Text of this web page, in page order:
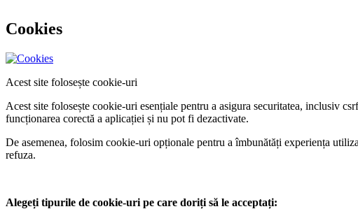
Cookies
Acest site folosește cookie-uri
Acest site folosește cookie-uri esențiale pentru a asigura securitatea, inclusiv
funcționarea corectă a aplicației și nu pot fi dezactivate.
De asemenea, folosim cookie-uri opționale pentru a îmbunătăți experiența
refuza.
Alegeți tipurile de cookie-uri pe care doriți să le acceptați: